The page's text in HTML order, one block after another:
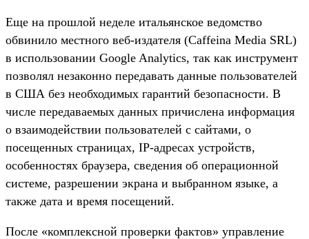
Еще на прошлой неделе итальянское ведомство
обвинило местного веб-издателя (Caffeina Media SRL)
в использовании Google Analytics, так как инструмент
позволял незаконно передавать данные пользователей
в США без необходимых гарантий безопасности. В
числе передаваемых данных причислена информация
о взаимодействии пользователей с сайтами, о
посещенных страницах, IP-адресах устройств,
особенностях браузера, сведения об операционной
системе, разрешении экрана и выбранном языке, а
также дата и время посещений.
После «комплексной проверки фактов» управление